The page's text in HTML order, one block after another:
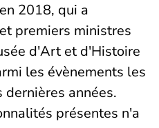
2018, qui a
premiers ministres
d'Art et d'Histoire
les évènements les
années.
présentes n'a